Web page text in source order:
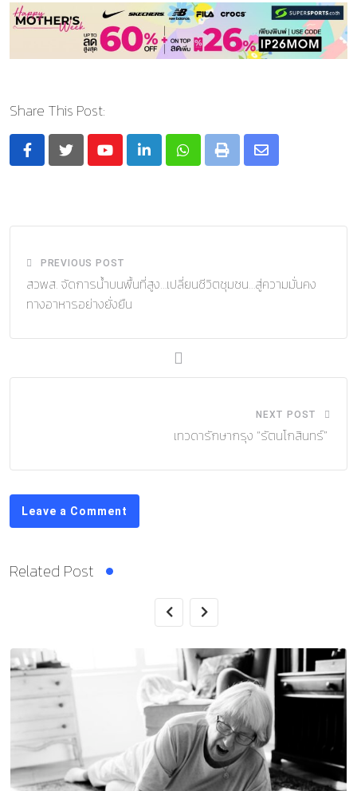
Share This Post:
YoutubeLinkedInWhatsapp
Print
Share
PREVIOUS POST
สวพส. จัดการน้ำบนพื้นที่สูง…เปลี่ยนชีวิตชุมชน…สู่ความมั่นคง
ทางอาหารอย่างยั่งยืน
NEXT POST
เทวดารักษากรุง “รัตนโกสินทร์”
Leave a Comment
Related Post